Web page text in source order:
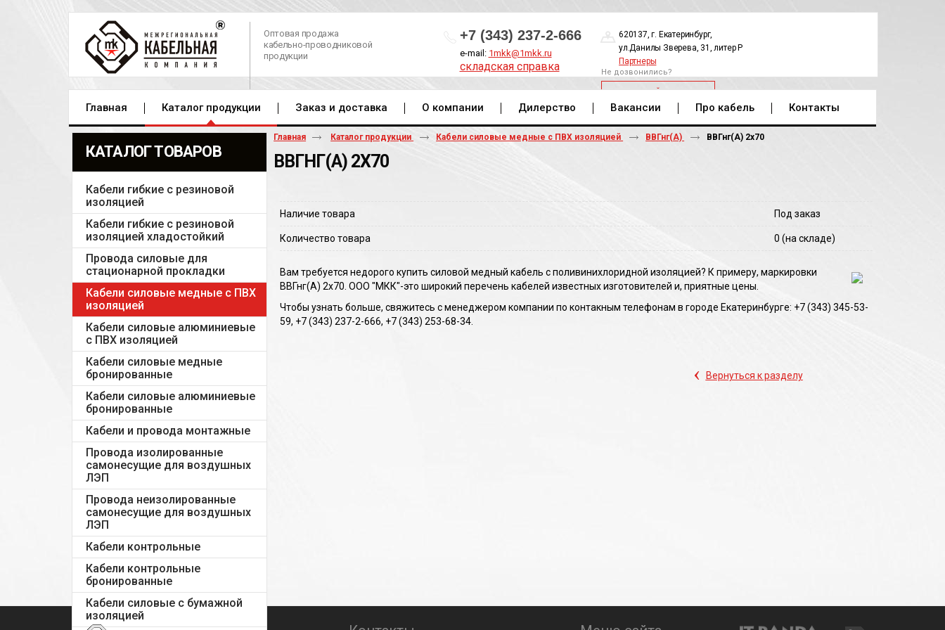
Оптовая продажа
кабельно-проводниковой
продукции
+7 (343) 237-2-666
e-mail: 1mkk@1mkk.ru
складская справка
620137, г. Екатеринбург,
ул.Данилы Зверева, 31, литер Р
Партнеры
Не дозвонились?
ОБРАТНЫЙ ЗВОНОК
Главная Каталог продукции Заказ и доставка О компании Дилерство Вакансии Про кабель Контакты
КАТАЛОГ ТОВАРОВ
Кабели гибкие с резиновой
изоляцией
Кабели гибкие с резиновой
изоляцией хладостойкий
Провода силовые для
стационарной прокладки
Кабели силовые медные с ПВХ
изоляцией
Кабели силовые алюминиевые
с ПВХ изоляцией
Кабели силовые медные
бронированные
Кабели силовые алюминиевые
бронированные
Кабели и провода монтажные
Провода изолированные
самонесущие для воздушных
ЛЭП
Провода неизолированные
самонесущие для воздушных
ЛЭП
Кабели контрольные
Кабели контрольные
бронированные
Кабели силовые с бумажной
изоляцией
Главная Каталог продукции Кабели силовые медные с ПВХ изоляцией ВВГнг(А) ВВГнг(A) 2х70
ВВГНГ(A) 2Х70
Наличие товара Под заказ
Количество товара 0 (на складе)
Вам требуется недорого купить силовой медный кабель с поливинихлоридной изоляцией? К примеру, маркировки
ВВГнг(A) 2х70. ООО "МКК"-это широкий перечень кабелей известных изготовителей и, приятные цены.
Чтобы узнать больше, свяжитесь с менеджером компании по контакным телефонам в городе Екатеринбурге: +7 (343) 345-53-
59, +7 (343) 237-2-666, +7 (343) 253-68-34.
‹ Вернуться к разделу